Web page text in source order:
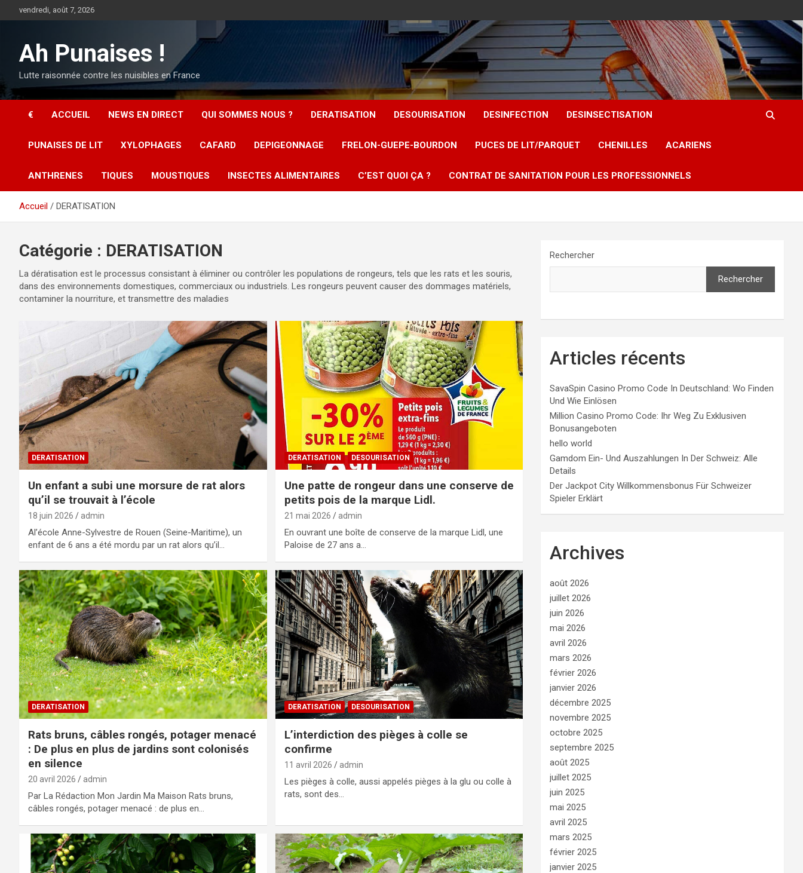
au
vendredi, août 7, 2026
Ah Punaises !
Lutte raisonnée contre les nuisibles en France
€ ACCUEIL NEWS EN DIRECT QUI SOMMES NOUS ? DERATISATION DESOURISATION DESINFECTION DESINSECTISATION
PUNAISES DE LIT XYLOPHAGES CAFARD DEPIGEONNAGE FRELON-GUEPE-BOURDON PUCES DE LIT/PARQUET CHENILLES ACARIENS
ANTHRENES TIQUES MOUSTIQUES INSECTES ALIMENTAIRES C’EST QUOI ÇA ? CONTRAT DE SANITATION POUR LES PROFESSIONNELS
Accueil DERATISATION
Catégorie : DERATISATION
La dératisation est le processus consistant à éliminer ou contrôler les populations de rongeurs, tels que les rats et les souris,
dans des environnements domestiques, commerciaux ou industriels. Les rongeurs peuvent causer des dommages matériels,
contaminer la nourriture, et transmettre des maladies
DERATISATION
Un enfant a subi une morsure de rat alors
qu’il se trouvait à l’école
18 juin 2026 admin
Al’école Anne-Sylvestre de Rouen (Seine-Maritime), un
enfant de 6 ans a été mordu par un rat alors qu’il…
DERATISATION DESOURISATION
Une patte de rongeur dans une conserve de
petits pois de la marque Lidl.
21 mai 2026 admin
En ouvrant une boîte de conserve de la marque Lidl, une
Paloise de 27 ans a…
DERATISATION
Rats bruns, câbles rongés, potager menacé
: De plus en plus de jardins sont colonisés
en silence
20 avril 2026 admin
Par La Rédaction Mon Jardin Ma Maison Rats bruns,
câbles rongés, potager menacé : de plus en…
DERATISATION DESOURISATION
L’interdiction des pièges à colle se
confirme
11 avril 2026 admin
Les pièges à colle, aussi appelés pièges à la glu ou colle à
rats, sont des…
Rechercher
Rechercher
Articles récents
SavaSpin Casino Promo Code In Deutschland: Wo Finden
Und Wie Einlösen
Million Casino Promo Code: Ihr Weg Zu Exklusiven
Bonusangeboten
hello world
Gamdom Ein- Und Auszahlungen In Der Schweiz: Alle
Details
Der Jackpot City Willkommensbonus Für Schweizer
Spieler Erklärt
Archives
août 2026
juillet 2026
juin 2026
mai 2026
avril 2026
mars 2026
février 2026
janvier 2026
décembre 2025
novembre 2025
octobre 2025
septembre 2025
août 2025
juillet 2025
juin 2025
mai 2025
avril 2025
mars 2025
février 2025
janvier 2025